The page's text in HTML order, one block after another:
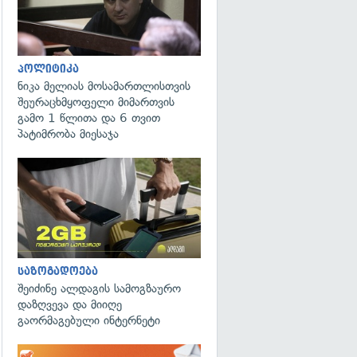
პოლიტიკა
ნიკა მელიას მოსამართლისთვის
შეურაცხმყოფელი მიმართვის
გამო 1 წლითა და 6 თვით
პატიმრობა მიესაჯა
საზოგადოება
შეიძინე ალდაგის სამოგზაურო
დაზღვევა და მიიღე
გაორმაგებული ინტერნეტი